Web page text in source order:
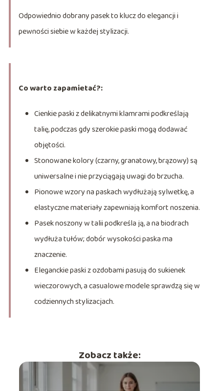
Odpowiednio dobrany pasek to klucz do elegancji i
pewności siebie w każdej stylizacji.
Co warto zapamietać?:
Cienkie paski z delikatnymi klamrami podkreślają
talię, podczas gdy szerokie paski mogą dodawać
objętości.
Stonowane kolory (czarny, granatowy, brązowy) są
uniwersalne i nie przyciągają uwagi do brzucha.
Pionowe wzory na paskach wydłużają sylwetkę, a
elastyczne materiały zapewniają komfort noszenia.
Pasek noszony w talii podkreśla ją, a na biodrach
wydłuża tułów; dobór wysokości paska ma
znaczenie.
Eleganckie paski z ozdobami pasują do sukienek
wieczorowych, a casualowe modele sprawdzą się w
codziennych stylizacjach.
Zobacz także: